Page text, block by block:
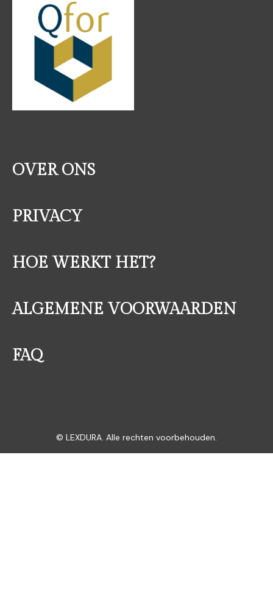
OVER ONS
PRIVACY
HOE WERKT HET?
ALGEMENE VOORWAARDEN
FAQ
© LEXDURA. Alle rechten voorbehouden.